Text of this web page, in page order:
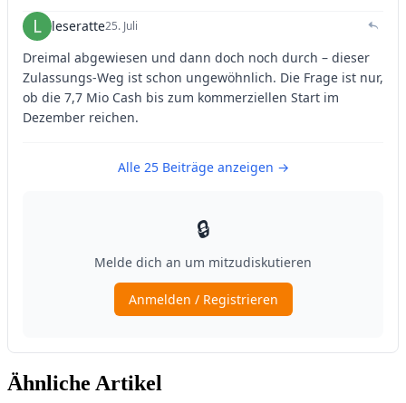
Ähnliche Artikel